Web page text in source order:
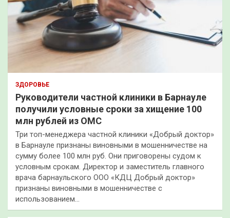
ЗДОРОВЬЕ
Руководители частной клиники в Барнауле
получили условные сроки за хищение 100
млн рублей из ОМС
Три топ-менеджера частной клиники «Добрый доктор»
в Барнауле признаны виновными в мошенничестве на
сумму более 100 млн руб. Они приговорены судом к
условным срокам. Директор и заместитель главного
врача барнаульского ООО «КДЦ Добрый доктор»
признаны виновными в мошенничестве с
использованием…